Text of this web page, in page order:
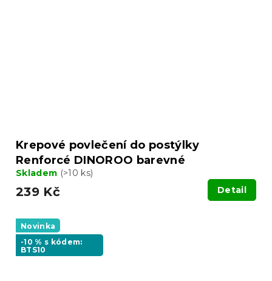
Krepové povlečení do postýlky
Renforcé DINOROO barevné
Skladem (>10 ks)
239 Kč Detail
Novinka
-10 % s kódem:
BTS10